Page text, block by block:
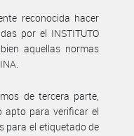
reconocida hacer
por el INSTITUTO
bien aquellas normas
de tercera parte,
apto para verificar el
para el etiquetado de